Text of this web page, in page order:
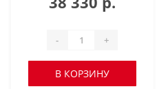
- +
В КОРЗИНУ